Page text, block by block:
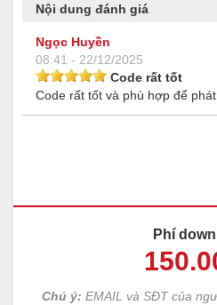
Nội dung đánh giá
Ngọc Huyền
08:41 - 22/12/2025
Code rất tốt
Code rất tốt và phù hợp để
Phí
150
Chú ý: EMAIL và SĐT của